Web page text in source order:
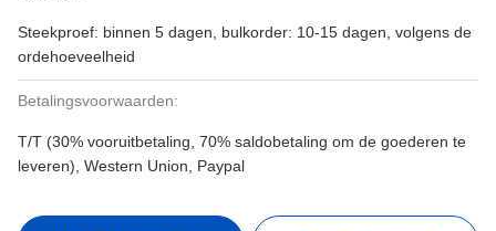
Steekproef: binnen 5 dagen, bulkorder: 10-15 dagen, volgens de
ordehoeveelheid
Betalingsvoorwaarden:
T/T (30% vooruitbetaling, 70% saldobetaling om de goederen te
leveren), Western Union, Paypal